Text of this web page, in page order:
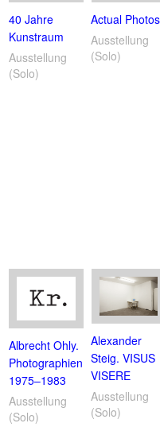
40 Jahre
Kunstraum
Ausstellung
(Solo)
Actual Photos
Ausstellung
(Solo)
Albrecht Ohly.
Photographien
1975–1983
Ausstellung
(Solo)
Alexander
Steig. VISUS
VISERE
Ausstellung
(Solo)